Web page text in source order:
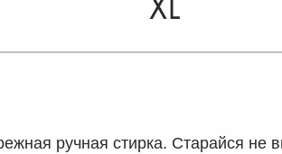
ручная стирка. Старайся не